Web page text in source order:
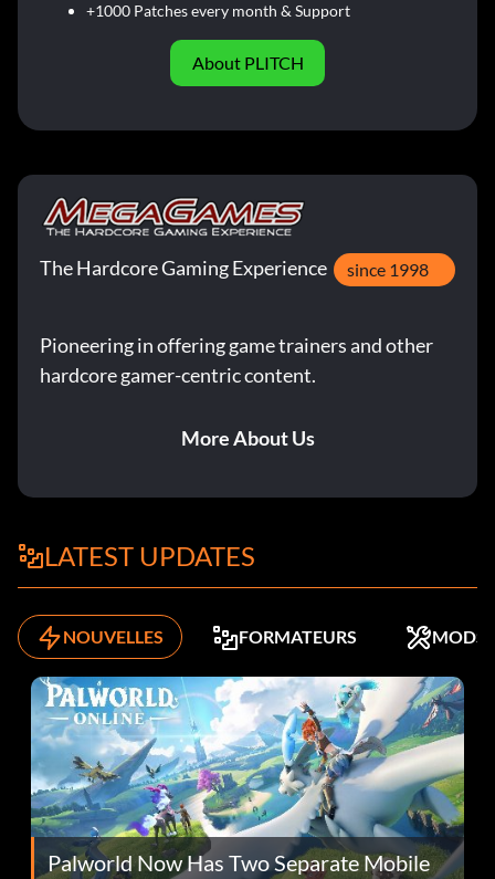
+1000 Patches every month & Support
About PLITCH
The Hardcore Gaming Experience since 1998
Pioneering in offering game trainers and other
hardcore gamer-centric content.
More About Us
LATEST UPDATES
NOUVELLES FORMATEURS MODS
Palworld Now Has Two Separate Mobile